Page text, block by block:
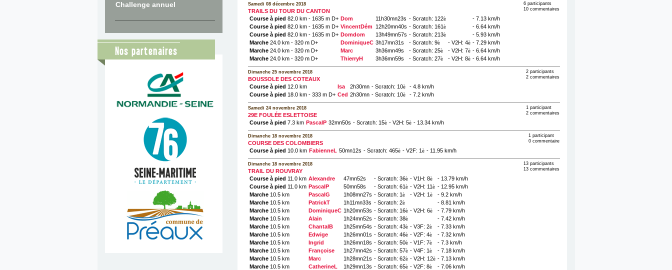
Challenge annuel
Nos partenaires
Samedi 08 décembre 2018
TRAILS DU TOUR DU CANTON
6 participants
10 commentaires
Course à pied 82.0 km - 1635 m D+ Dom 11h30mn23s - Scratch: 122è
- 7.13 km/h
Course à pied 82.0 km - 1635 m D+ VincentDém 12h20mn40s - Scratch: 161è
- 6.64 km/h
Course à pied 82.0 km - 1635 m D+ Domdom 13h49mn57s - Scratch: 213è
- 5.93 km/h
Marche24.0 km - 320 m D+ DominiqueC 3h17mn31s - Scratch: 9è - V2H: 4è - 7.29 km/h
Marche24.0 km - 320 m D+ Marc 3h36mn49s - Scratch: 25è - V2H: 7è - 6.64 km/h
Marche24.0 km - 320 m D+ ThierryH 3h36mn59s - Scratch: 27è - V2H: 8è - 6.64 km/h
Dimanche 25 novembre 2018
BOUSSOLE DES COTEAUX
2 participants
2 commentaires
Course à pied 12.0 km Isa 2h30mn - Scratch: 10è
- 4.8 km/h
Course à pied 18.0 km - 333 m D+ Ced 2h30mn - Scratch: 10è - 7.2 km/h
Samedi 24 novembre 2018
29E FOULÉE ESLETTOISE
1 participant
2 commentaires
Course à pied 7.3 km PascalP 32mn50s - Scratch: 15è - V2H: 5è - 13.34 km/h
Dimanche 18 novembre 2018
COURSE DES COLOMBIERS
1 participant
0 commentaire
Course à pied 10.0 km FabienneL 50mn12s - Scratch: 465è - V2F: 1è - 11.95 km/h
Dimanche 18 novembre 2018
TRAIL DU ROUVRAY
13 participants
13 commentaires
Course à pied 11.0 km Alexandre 47mn52s - Scratch: 36è - V1H: 8è
- 13.79 km/h
Course à pied 11.0 km PascalP 50mn58s - Scratch: 61è - V2H: 11è - 12.95 km/h
Marche10.5 km PascalG 1h08mn27s - Scratch: 1è - V2H: 1è
- 9.2 km/h
Marche10.5 km PatrickT 1h11mn33s - Scratch: 2è
- 8.81 km/h
Marche10.5 km DominiqueC 1h20mn53s - Scratch: 16è - V2H: 6è
- 7.79 km/h
Marche10.5 km Alain 1h24mn52s - Scratch: 38è
- 7.42 km/h
Marche10.5 km ChantalB 1h25mn54s - Scratch: 43è - V3F: 2è
- 7.33 km/h
Marche10.5 km Edwige 1h26mn01s - Scratch: 46è - V2F: 4è
- 7.32 km/h
Marche10.5 km Ingrid 1h26mn18s - Scratch: 50è - V1F: 7è
- 7.3 km/h
Marche10.5 km Françoise 1h27mn42s - Scratch: 57è - V4F: 1è
- 7.18 km/h
Marche10.5 km Marc 1h28mn21s - Scratch: 62è - V2H: 12è - 7.13 km/h
Marche10.5 km CatherineL 1h29mn13s - Scratch: 65è - V2F: 8è
- 7.06 km/h